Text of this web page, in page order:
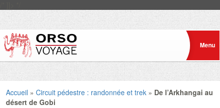
Accueil » Circuit pédestre : randonnée et trek » De l’Arkhangai au
désert de Gobi